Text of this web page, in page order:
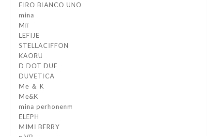
FIRO BIANCO UNO
mina
Mii
LEFIJE
STELLACIFFON
KAORU
D DOT DUE
DUVETICA
Me ＆ K
Me&K
mina perhonenm
ELEPH
MIMI BERRY